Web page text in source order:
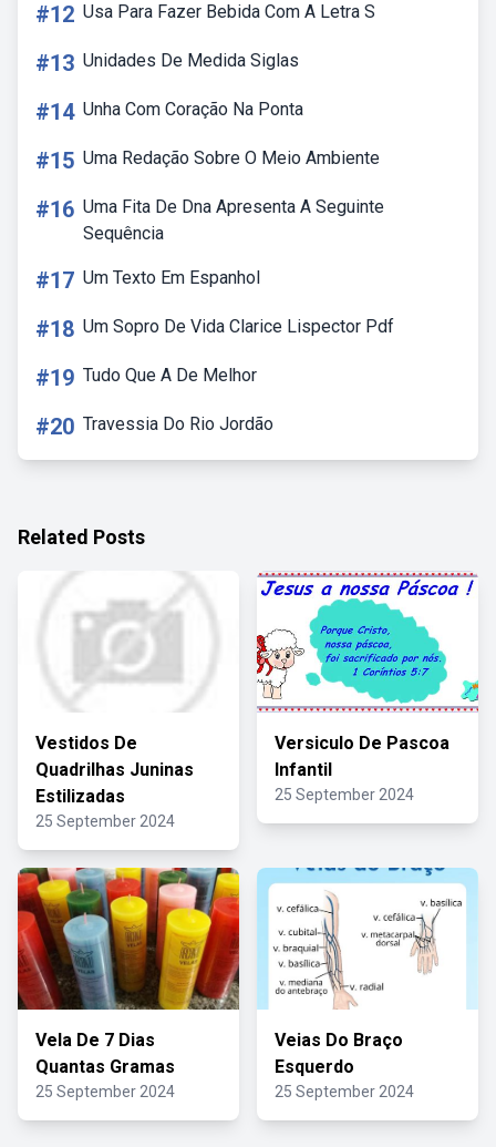
#12 Usa Para Fazer Bebida Com A Letra S
#13 Unidades De Medida Siglas
#14 Unha Com Coração Na Ponta
#15 Uma Redação Sobre O Meio Ambiente
#16 Uma Fita De Dna Apresenta A Seguinte
Sequência
#17 Um Texto Em Espanhol
#18 Um Sopro De Vida Clarice Lispector Pdf
#19 Tudo Que A De Melhor
#20 Travessia Do Rio Jordão
Related Posts
Vestidos De
Quadrilhas Juninas
Estilizadas
25 September 2024
Versiculo De Pascoa
Infantil
25 September 2024
Vela De 7 Dias
Quantas Gramas
25 September 2024
Veias Do Braço
Esquerdo
25 September 2024